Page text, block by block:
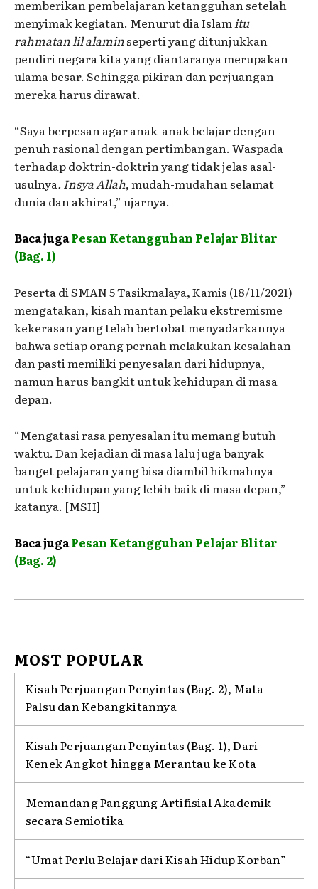
memberikan pembelajaran ketangguhan setelah
menyimak kegiatan. Menurut dia Islamitu
rahmatan lil alaminseperti yang ditunjukkan
pendiri negara kita yang diantaranya merupakan
ulama besar. Sehingga pikiran dan perjuangan
mereka harus dirawat.
“Saya berpesan agar anak-anak belajar dengan
penuh rasional dengan pertimbangan. Waspada
terhadap doktrin-doktrin yang tidak jelas asal-
usulnya. Insya Allah, mudah-mudahan selamat
dunia dan akhirat,” ujarnya.
Baca jugaPesan Ketangguhan Pelajar Blitar
(Bag. 1)
Peserta di SMAN 5 Tasikmalaya, Kamis (18/11/2021)
mengatakan, kisah mantan pelaku ekstremisme
kekerasan yang telah bertobat menyadarkannya
bahwa setiap orang pernah melakukan kesalahan
dan pasti memiliki penyesalan dari hidupnya,
namun harus bangkit untuk kehidupan di masa
depan.
“Mengatasi rasa penyesalan itu memang butuh
waktu. Dan kejadian di masa lalu juga banyak
banget pelajaran yang bisa diambil hikmahnya
untuk kehidupan yang lebih baik di masa depan,”
katanya. [MSH]
Baca jugaPesan Ketangguhan Pelajar Blitar
(Bag. 2)
MOST POPULAR
Kisah Perjuangan Penyintas (Bag. 2), Mata
Palsu dan Kebangkitannya
Kisah Perjuangan Penyintas (Bag. 1), Dari
Kenek Angkot hingga Merantau ke Kota
Memandang Panggung Artifisial Akademik
secara Semiotika
“Umat Perlu Belajar dari Kisah Hidup Korban”